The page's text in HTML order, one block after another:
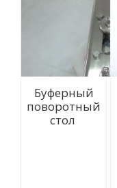
Буферный
поворотный
стол